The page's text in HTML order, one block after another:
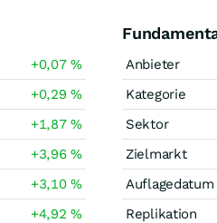
+0,07%
+0,29%
+1,87%
+3,96%
+3,10%
+4,92%
Anbieter
Kategorie
Sektor
Zielmarkt
Auflagedatum
Replikation